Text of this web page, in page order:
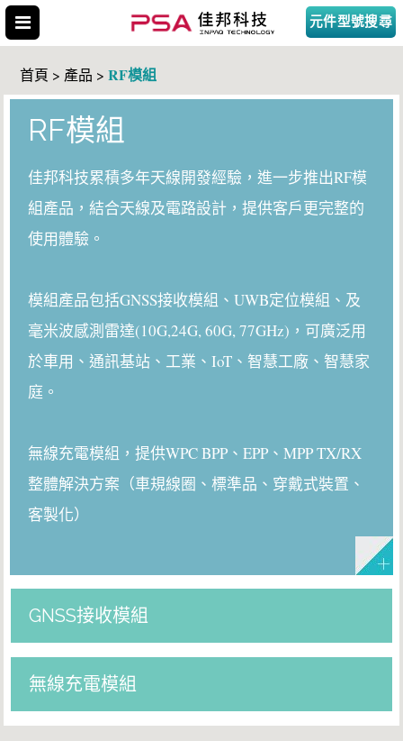
元件型號搜尋
首頁 > 產品 > RF模組
RF模組
佳邦科技累積多年天線開發經驗，進一步推出RF模
組產品，結合天線及電路設計，提供客戶更完整的
使用體驗。
模組產品包括GNSS接收模組、UWB定位模組、及
毫米波感測雷達(10G,24G, 60G, 77GHz)，可廣泛用
於車用、通訊基站、工業、IoT、智慧工廠、智慧家
庭。
無線充電模組，提供WPC BPP、EPP、MPP TX/RX
整體解決方案（車規線圈、標準品、穿戴式裝置、
客製化）
GNSS接收模組
無線充電模組